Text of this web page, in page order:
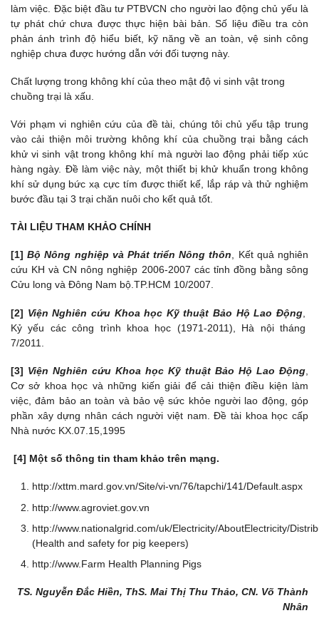
làm việc. Đặc biệt đầu tư PTBVCN cho người lao động chủ yếu là
tự phát chứ chưa được thực hiện bài bản. Số liệu điều tra còn
phản ánh trình độ hiểu biết, kỹ năng về an toàn, vệ sinh công
nghiệp chưa được hướng dẫn với đối tượng này.
Chất lượng trong không khí của theo mật độ vi sinh vật trong
chuồng trại là xấu.
Với phạm vi nghiên cứu của đề tài, chúng tôi chủ yếu tập trung
vào cải thiện môi trường không khí của chuồng trại bằng cách
khử vi sinh vật trong không khí mà người lao động phải tiếp xúc
hàng ngày. Đề làm việc này, một thiết bị khử khuẩn trong không
khí sử dụng bức xạ cực tím được thiết kế, lắp ráp và thử nghiệm
bước đầu tại 3 trại chăn nuôi cho kết quả tốt.
TÀI LIỆU THAM KHẢO CHÍNH
[1] Bộ Nông nghiệp và Phát triển Nông thôn, Kết quả nghiên
cứu KH và CN nông nghiệp 2006-2007 các tỉnh đồng bằng sông
Cửu long và Đông Nam bộ.TP.HCM 10/2007.
[2] Viện Nghiên cứu Khoa học Kỹ thuật Bảo Hộ Lao Động
Kỷ yếu các công trình khoa học (1971-2011), Hà nội tháng
7/2011.
[3] Viện Nghiên cứu Khoa học Kỹ thuật Bảo Hộ Lao Động
Cơ sở khoa học và những kiến giải để cải thiện điều kiện làm
việc, đảm bảo an toàn và bảo vệ sức khỏe người lao động, góp
phần xây dựng nhân cách người việt nam. Đề tài khoa học cấp
Nhà nước KX.07.15,1995
[4] Một số thông tin tham khảo trên mạng.
http://xttm.mard.gov.vn/Site/vi-vn/76/tapchi/141/Default.aspx
http://www.agroviet.gov.vn
http://www.nationalgrid.com/uk/Electricity/AboutElectricity/
(Health and safety for pig keepers)
http://www.Farm Health Planning Pigs
TS. Nguyễn Đắc Hiền, ThS. Mai Thị Thu Thảo, CN. Võ Thành
Nhân